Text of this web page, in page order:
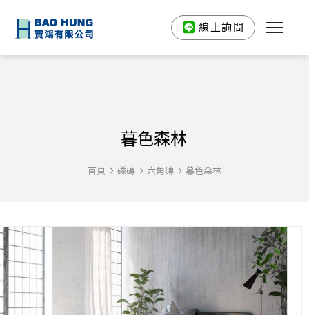
線上詢問
暮色森林
首頁 磁磚 六角磚 暮色森林